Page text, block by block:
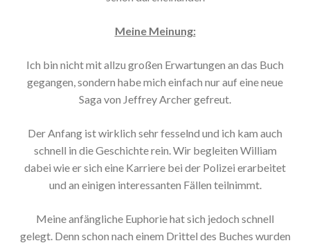
Meine Meinung:
Ich bin nicht mit allzu großen Erwartungen an das Buch
gegangen, sondern habe mich einfach nur auf eine neue
Saga von Jeffrey Archer gefreut.
Der Anfang ist wirklich sehr fesselnd und ich kam auch
schnell in die Geschichte rein. Wir begleiten William
dabei wie er sich eine Karriere bei der Polizei erarbeitet
und an einigen interessanten Fällen teilnimmt.
Meine anfängliche Euphorie hat sich jedoch schnell
gelegt. Denn schon nach einem Drittel des Buches wurden